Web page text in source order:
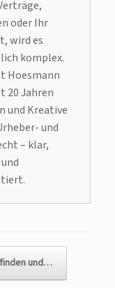
oder Ihr
wird es
komplex.
Hoesmann
20 Jahren
und Kreative
und
– klar,
und…